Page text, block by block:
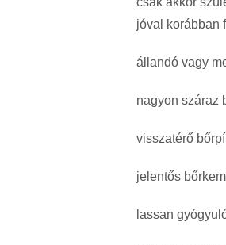
jóval korábban
állandó vagy
nagyon száraz
visszatérő
jelentős
lassan